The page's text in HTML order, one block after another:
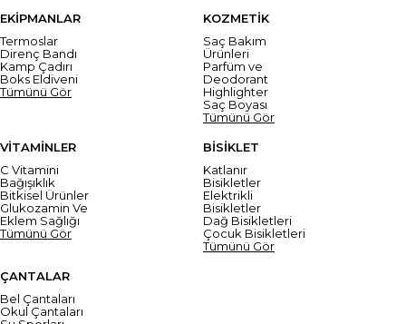
EKİPMANLAR
Termoslar
Direnç Bandı
Kamp Çadırı
Boks Eldiveni
Tümünü Gör
KOZMETİK
Saç Bakım
Ürünleri
Parfüm ve
Deodorant
Highlighter
Saç Boyası
Tümünü Gör
VİTAMİNLER
C Vitamini
Bağışıklık
Bitkisel Ürünler
Glukozamin Ve
Eklem Sağlığı
Tümünü Gör
BİSİKLET
Katlanır
Bisikletler
Elektrikli
Bisikletler
Dağ Bisikletleri
Çocuk Bisikletleri
Tümünü Gör
ÇANTALAR
Bel Çantaları
Okul Çantaları